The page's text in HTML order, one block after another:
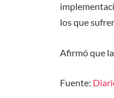
los que
Afirmó que
Fuente: